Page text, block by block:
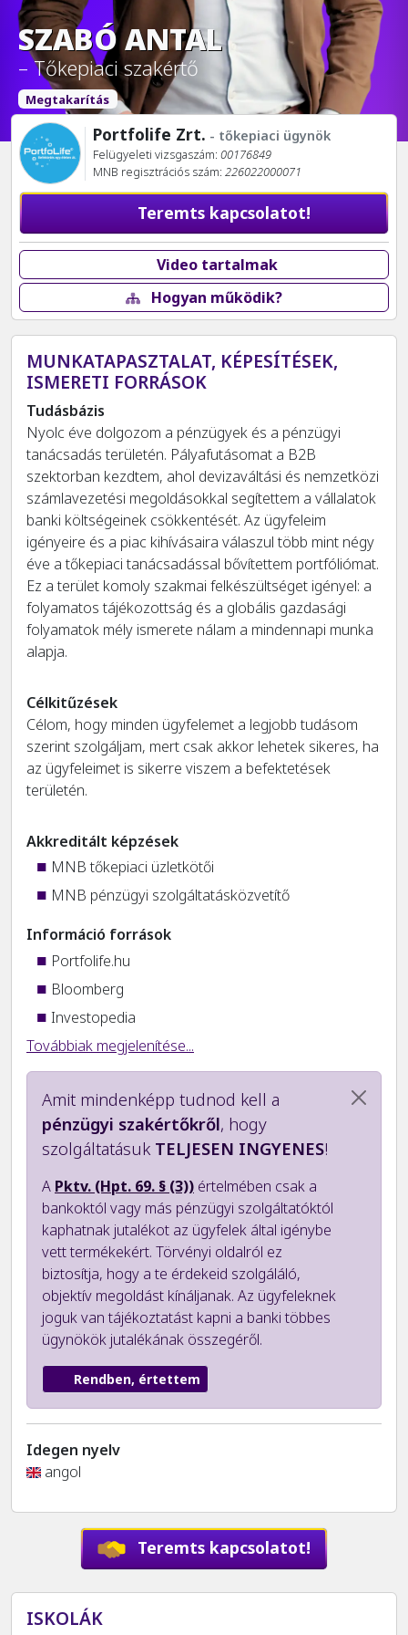
SZABÓ ANTAL
– Tőkepiaci szakértő
Megtakarítás
Portfolife Zrt. - tőkepiaci ügynök
Felügyeleti vizsgaszám: 00176849
MNB regisztrációs szám: 226022000071
Teremts kapcsolatot!
Video tartalmak
Hogyan működik?
MUNKATAPASZTALAT, KÉPESÍTÉSEK,
ISMERETI FORRÁSOK
Tudásbázis
Nyolc éve dolgozom a pénzügyek és a pénzügyi
tanácsadás területén. Pályafutásomat a B2B
szektorban kezdtem, ahol devizaváltási és nemzetközi
számlavezetési megoldásokkal segítettem a vállalatok
banki költségeinek csökkentését. Az ügyfeleim
igényeire és a piac kihívásaira válaszul több mint négy
éve a tőkepiaci tanácsadással bővítettem portfóliómat.
Ez a terület komoly szakmai felkészültséget igényel: a
folyamatos tájékozottság és a globális gazdasági
folyamatok mély ismerete nálam a mindennapi munka
alapja.
Célkitűzések
Célom, hogy minden ügyfelemet a legjobb tudásom
szerint szolgáljam, mert csak akkor lehetek sikeres, ha
az ügyfeleimet is sikerre viszem a befektetések
területén.
Akkreditált képzések
MNB tőkepiaci üzletkötői
MNB pénzügyi szolgáltatásközvetítő
Információ források
Portfolife.hu
Bloomberg
Investopedia
Továbbiak megjelenítése...
Amit mindenképp tudnod kell a
pénzügyi szakértőkről, hogy
szolgáltatásuk TELJESEN INGYENES!
A Pktv. (Hpt. 69. § (3)) értelmében csak a
bankoktól vagy más pénzügyi szolgáltatóktól
kaphatnak jutalékot az ügyfelek által igénybe
vett termékekért. Törvényi oldalról ez
biztosítja, hogy a te érdekeid szolgáláló,
objektív megoldást kínáljanak. Az ügyfeleknek
joguk van tájékoztatást kapni a banki többes
ügynökök jutalékának összegéről.
Rendben, értettem
Idegen nyelv
angol
Teremts kapcsolatot!
ISKOLÁK